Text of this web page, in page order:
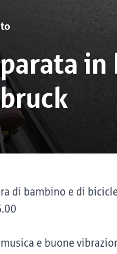
di bambino e di
e buone